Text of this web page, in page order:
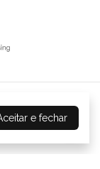
e fechar
os direitos